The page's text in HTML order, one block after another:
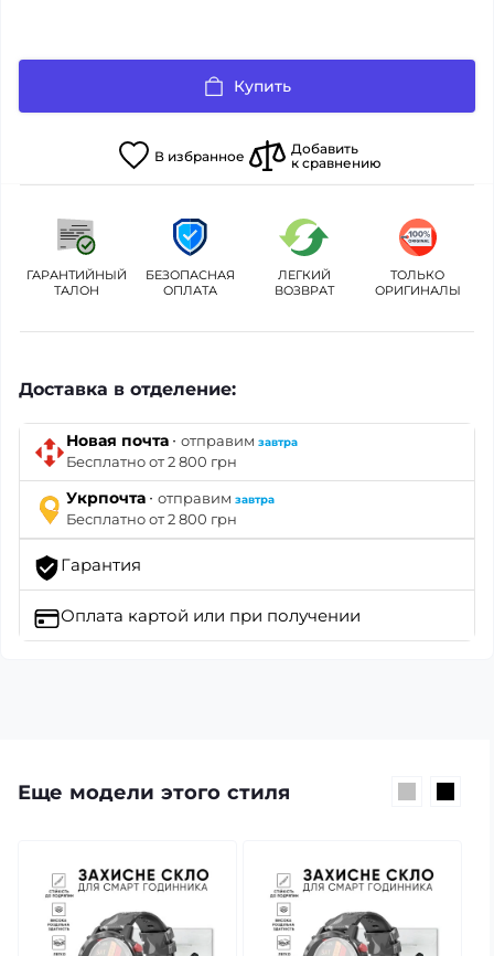
Купить
В избранное
Добавить
к сравнению
ГАРАНТИЙНЫЙ
ТАЛОН
БЕЗОПАСНАЯ
ОПЛАТА
ЛЕГКИЙ
ВОЗВРАТ
ТОЛЬКО
ОРИГИНАЛЫ
Доставка в отделение:
Новая почта · отправим завтра
Бесплатно от 2 800 грн
Укрпочта · отправим завтра
Бесплатно от 2 800 грн
Гарантия
Оплата картой или при получении
Еще модели этого стиля